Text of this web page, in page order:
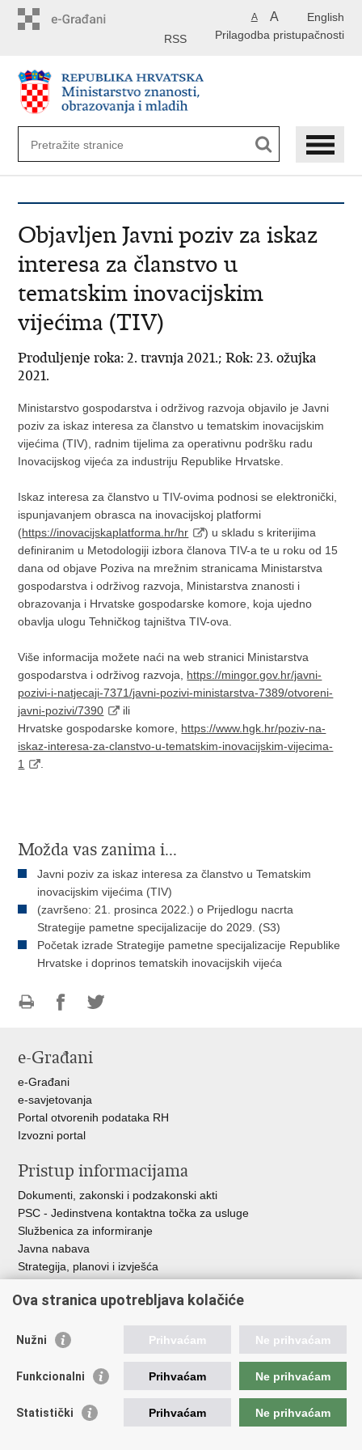
English
A A
Prilagodba pristupačnosti
RSS
Objavljen Javni poziv za iskaz
interesa za članstvo u
tematskim inovacijskim
vijećima (TIV)
Produljenje roka: 2. travnja 2021.; Rok: 23. ožujka
2021.
Ministarstvo gospodarstva i održivog razvoja objavilo je Javni
poziv za iskaz interesa za članstvo u tematskim inovacijskim
vijećima (TIV), radnim tijelima za operativnu podršku radu
Inovacijskog vijeća za industriju Republike Hrvatske.
Iskaz interesa za članstvo u TIV-ovima podnosi se elektronički,
ispunjavanjem obrasca na inovacijskoj platformi
(https://inovacijskaplatforma.hr/hr
) u skladu s kriterijima
definiranim u Metodologiji izbora članova TIV-a te u roku od 15
dana od objave Poziva na mrežnim stranicama Ministarstva
gospodarstva i održivog razvoja, Ministarstva znanosti i
obrazovanja i Hrvatske gospodarske komore, koja ujedno
obavlja ulogu Tehničkog tajništva TIV-ova.
Više informacija možete naći na web stranici Ministarstva
gospodarstva i održivog razvoja, https://mingor.gov.hr/javni-
pozivi-i-natjecaji-7371/javni-pozivi-ministarstva-7389/otvoreni-
javni-pozivi/7390
ili
Hrvatske gospodarske komore, https://www.hgk.hr/poziv-na-
iskaz-interesa-za-clanstvo-u-tematskim-inovacijskim-vijecima-
1
Možda vas zanima i...
Javni poziv za iskaz interesa za članstvo u Tematskim
inovacijskim vijećima (TIV)
(završeno: 21. prosinca 2022.) o Prijedlogu nacrta
Strategije pametne specijalizacije do 2029. (S3)
Početak izrade Strategije pametne specijalizacije Republike
Hrvatske i doprinos tematskih inovacijskih vijeća
FacebookuTwitteru
e-Građani
e-Građani
e-savjetovanja
Portal otvorenih podataka RH
Izvozni portal
Pristup informacijama
Dokumenti, zakonski i podzakonski akti
PSC - Jedinstvena kontaktna točka za usluge
Službenica za informiranje
Javna nabava
Strategija, planovi i izvješća
Korisne poveznice
Vlada RH
ASOO
Ova stranica upotrebljava kolačiće
Nužni Prihvaćam Ne prihvaćam
Funkcionalni Prihvaćam Ne prihvaćam
Statistički Prihvaćam Ne prihvaćam